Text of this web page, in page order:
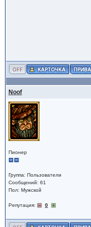
Noof
Пионер
Группа: Пользователи
Сообщений: 61
Пол: Мужской
Репутация: 0